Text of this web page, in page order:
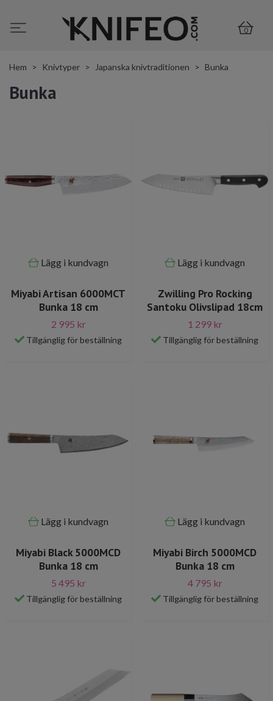
0
Hem Knivtyper Japanska knivtraditionen Bunka
Bunka
Lägg i kundvagn
Miyabi Artisan 6000MCT
Bunka 18 cm
2 995 kr
Tillgänglig för beställning
Lägg i kundvagn
Zwilling Pro Rocking
Santoku Olivslipad 18cm
1 299 kr
Tillgänglig för beställning
Lägg i kundvagn
Miyabi Black 5000MCD
Bunka 18 cm
5 495 kr
Tillgänglig för beställning
Lägg i kundvagn
Miyabi Birch 5000MCD
Bunka 18 cm
4 795 kr
Tillgänglig för beställning